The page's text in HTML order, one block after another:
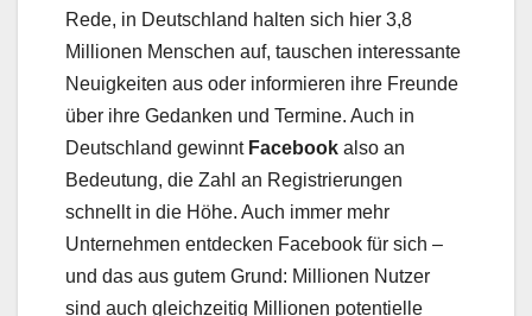
Rede, in Deutschland halten sich hier 3,8
Millionen Menschen auf, tauschen interessante
Neuigkeiten aus oder informieren ihre Freunde
über ihre Gedanken und Termine. Auch in
Deutschland gewinnt Facebook also an
Bedeutung, die Zahl an Registrierungen
schnellt in die Höhe. Auch immer mehr
Unternehmen entdecken Facebook für sich –
und das aus gutem Grund: Millionen Nutzer
sind auch gleichzeitig Millionen potentielle